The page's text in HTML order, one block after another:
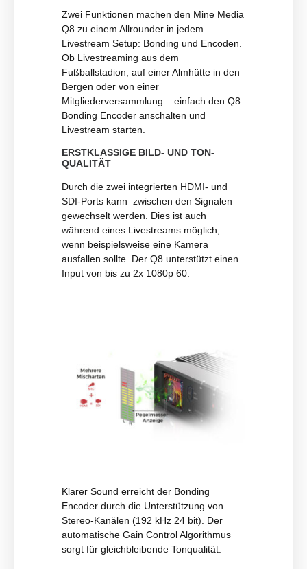
Zwei Funktionen machen den Mine Media
Q8 zu einem Allrounder in jedem
Livestream Setup: Bonding und Encoden.
Ob Livestreaming aus dem
Fußballstadion, auf einer Almhütte in den
Bergen oder von einer
Mitgliederversammlung – einfach den Q8
Bonding Encoder anschalten und
Livestream starten.
ERSTKLASSIGE BILD- UND TON-
QUALITÄT
Durch die zwei integrierten HDMI- und
SDI-Ports kann zwischen den Signalen
gewechselt werden. Dies ist auch
während eines Livestreams möglich,
wenn beispielsweise eine Kamera
ausfallen sollte. Der Q8 unterstützt einen
Input von bis zu 2x 1080p 60.
Klarer Sound erreicht der Bonding
Encoder durch die Unterstützung von
Stereo-Kanälen (192 kHz 24 bit). Der
automatische Gain Control Algorithmus
sorgt für gleichbleibende Tonqualität.